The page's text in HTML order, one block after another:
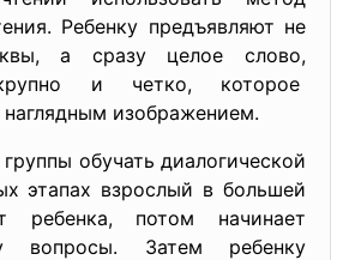
Ребенку предъявляют не
а сразу целое слово,
и четко, которое
наглядным изображением.
обучать диалогической
этапах взрослый в большей
ребенка, потом начинает
вопросы. Затем ребенку